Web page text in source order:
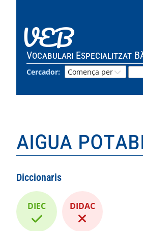
VEB
Vocabulari Especialitzat
Cercador:
aigua
Diccionaris
DIEC DIDAC